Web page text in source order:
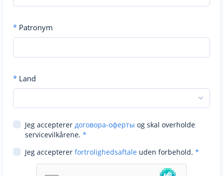
* Patronym
* Land
Jeg accepterer договора-оферты og skal overholde
servicevilkårene. *
Jeg accepterer fortrolighedsaftale uden forbehold. *